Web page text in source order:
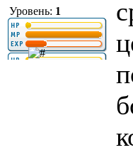
Уровень: 1